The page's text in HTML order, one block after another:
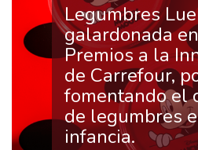
Legumbres
galardonada
Premios a la
de Carrefour,
fomentando el
de legumbres
infancia.